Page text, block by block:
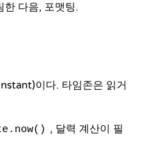
한 다음, 포맷팅.
이다. 타임존은 읽거
, 달력 계산이 필